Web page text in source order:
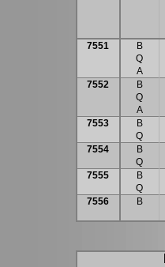
7551
B
Q
A
7552
B
Q
A
7553
B
Q
7554
B
Q
7555
B
Q
7556 B